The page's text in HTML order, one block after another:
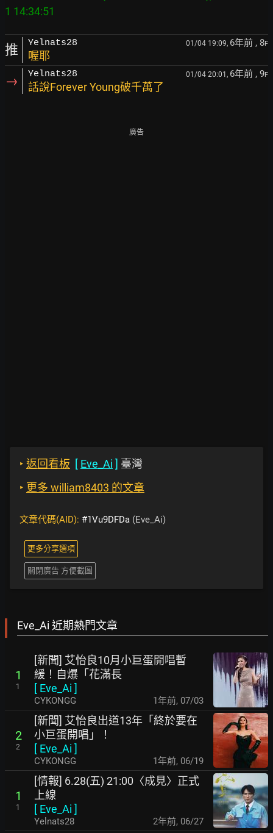
推 Yelnats28 01/04 19:09, 6年前 , 8F
喔耶
→ Yelnats28 01/04 20:01, 6年前 , 9F
話說Forever Young破千萬了
廣告
‣ 返回看板 [ Eve_Ai ] 臺灣
‣ 更多 william8403 的文章
文章代碼(AID): #1Vu9DFDa (Eve_Ai)
更多分享選項
關閉廣告 方便截圖
Eve_Ai 近期熱門文章
1
1
[新聞] 艾怡良10月小巨蛋開唱暫
緩！自爆「花滿長
[ Eve_Ai ]
CYKONGG 1年前, 07/03
2
2
[新聞] 艾怡良出道13年「終於要在
小巨蛋開唱」！
[ Eve_Ai ]
CYKONGG 1年前, 06/19
1
1
[情報] 6.28(五) 21:00〈成見〉正式
上線
[ Eve_Ai ]
Yelnats28 2年前, 06/27